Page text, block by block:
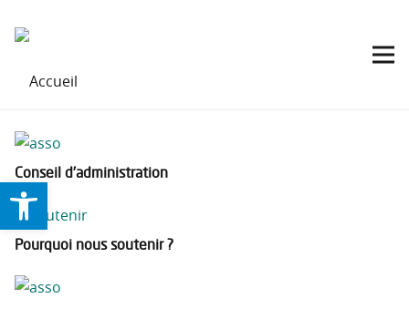
Conseil d’administration
Pourquoi nous soutenir ?
Ouvrir la barre d’outils